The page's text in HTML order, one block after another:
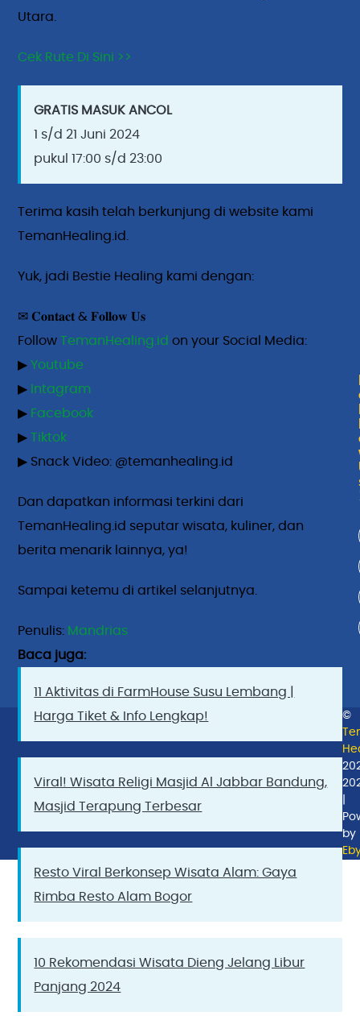
Utara.
Cek Rute Di Sini >>
GRATIS MASUK ANCOL
1 s/d 21 Juni 2024
pukul 17:00 s/d 23:00
Terima kasih telah berkunjung di website kami
TemanHealing.id.
Yuk, jadi Bestie Healing kami dengan:
✉ 𝐂𝐨𝐧𝐭𝐚𝐜𝐭 & 𝐅𝐨𝐥𝐥𝐨𝐰 𝐔𝐬
FollowTemanHealing.id on your Social Media:
▶Youtube
▶ Intagram
▶ Facebook
▶Tiktok
▶ Snack Video: @temanhealing.id
Dan dapatkan informasi terkini dari
TemanHealing.id seputar wisata, kuliner, dan
berita menarik lainnya, ya!
Sampai ketemu di artikel selanjutnya.
Penulis: Mandrias
Baca juga:
11 Aktivitas di FarmHouse Susu Lembang |
Harga Tiket & Info Lengkap!
Viral! Wisata Religi Masjid Al Jabbar Bandung,
Masjid Terapung Terbesar
Resto Viral Berkonsep Wisata Alam: Gaya
Rimba Resto Alam Bogor
10 Rekomendasi Wisata Dieng Jelang Libur
Panjang 2024
©
by